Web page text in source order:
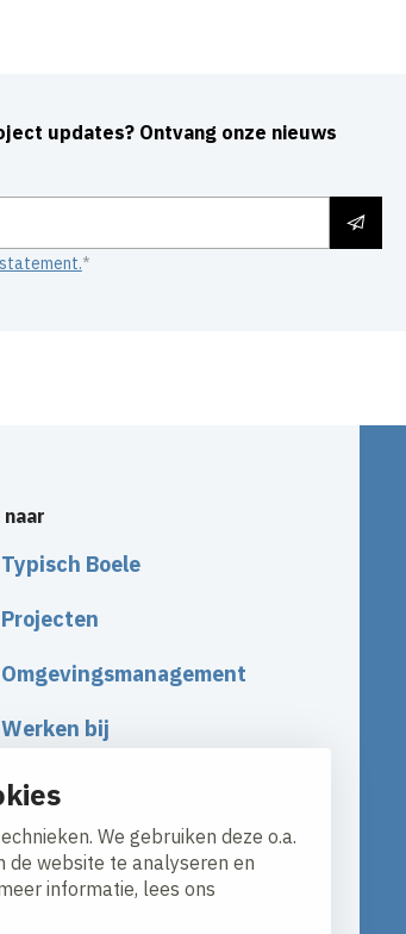
We gebruiken deze o.a.
de website te analyseren en
informatie, lees ons
updates? Ontvang onze nieuws
naar
Typisch Boele
Projecten
Omgevingsmanagement
Werken bij
Plan uw route